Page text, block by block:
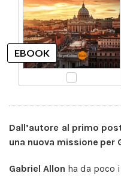
Dall’autore al primo
una nuova missione per
Gabriel Allon ha da poco